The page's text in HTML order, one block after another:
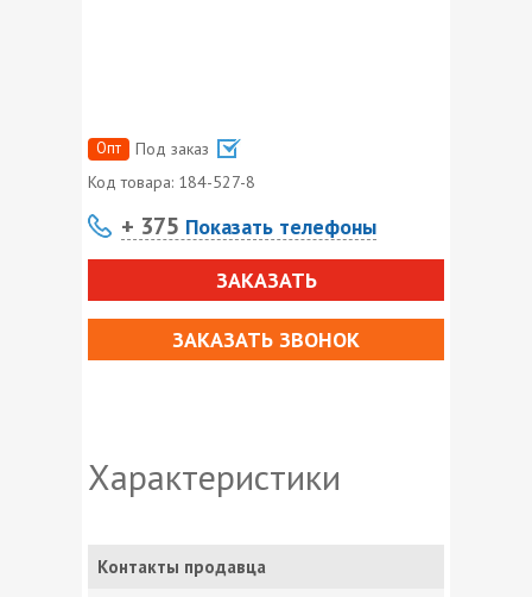
Опт
Под заказ
Код товара: 184-527-8
+ 375 Показать телефоны
ЗАКАЗАТЬ
ЗАКАЗАТЬ ЗВОНОК
Характеристики
Контакты продавца